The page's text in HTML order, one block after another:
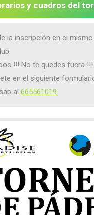
y cuadros del
la inscripción en el
!!! No te quedes fuera !!!
en el siguiente
al 665561019